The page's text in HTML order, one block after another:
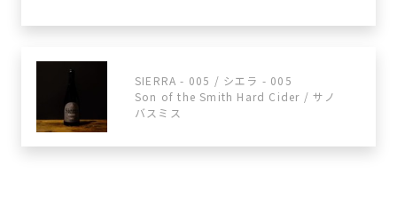
SIERRA - 005 / シエラ - 005
Son of the Smith Hard Cider / サノ
バスミス